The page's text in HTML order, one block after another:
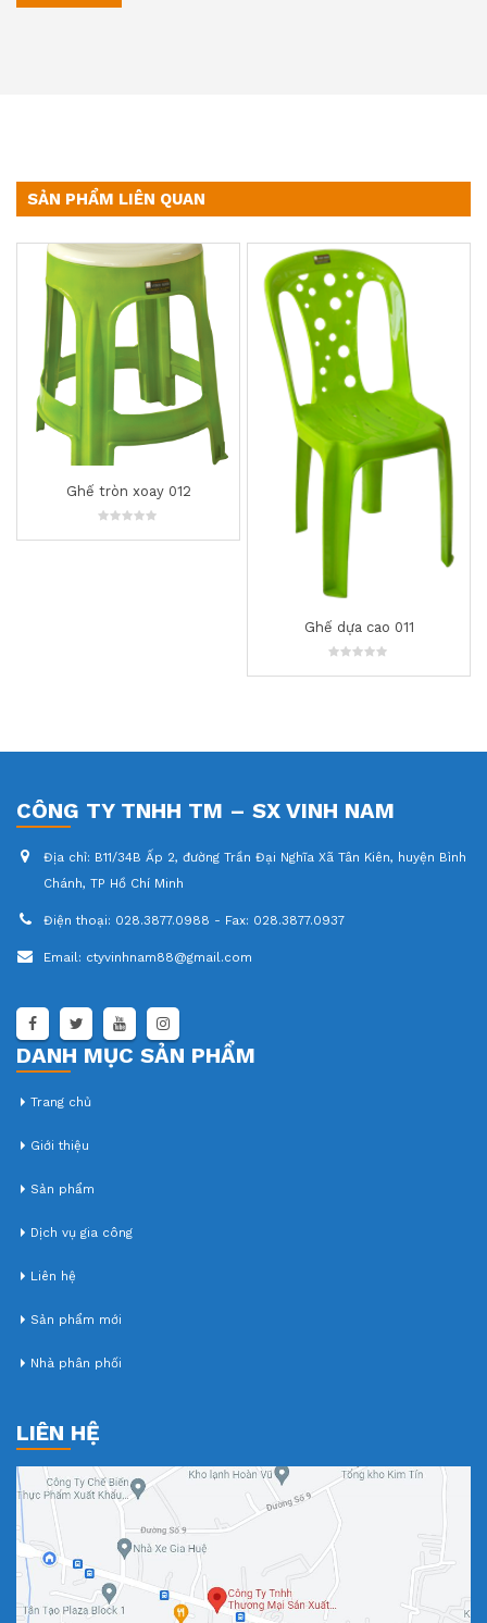
SẢN PHẨM LIÊN QUAN
Ghế tròn xoay 012
Ghế dựa cao 011
CÔNG TY TNHH TM – SX VINH NAM
Địa chỉ: B11/34B Ấp 2, đường Trần Đại Nghĩa Xã Tân Kiên, huyện Bình
Chánh, TP Hồ Chí Minh
Điện thoại: 028.3877.0988 - Fax: 028.3877.0937
Email: ctyvinhnam88@gmail.com
DANH MỤC SẢN PHẨM
Trang chủ
Giới thiệu
Sản phẩm
Dịch vụ gia công
Liên hệ
Sản phẩm mới
Nhà phân phối
LIÊN HỆ